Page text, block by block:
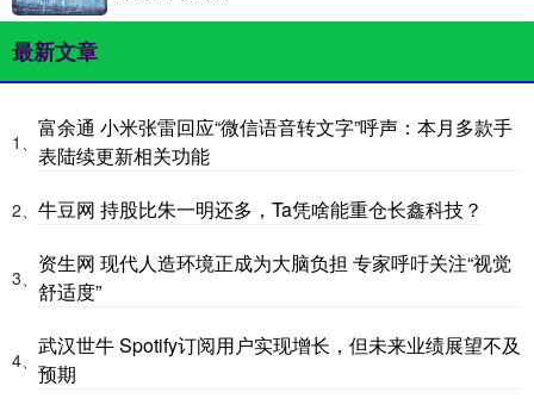
最新文章
1、
富余通 小米张雷回应“微信语音转文字”呼声：本月多款手
表陆续更新相关功能
2、 牛豆网 持股比朱一明还多，Ta凭啥能重仓长鑫科技？
3、
资生网 现代人造环境正成为大脑负担 专家呼吁关注“视觉
舒适度”
4、
武汉世牛 Spotify订阅用户实现增长，但未来业绩展望不及
预期